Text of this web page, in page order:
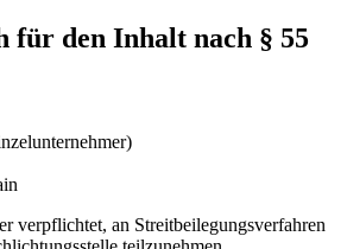
für den Inhalt nach § 55
verpflichtet, an Streitbeilegungsverfahren